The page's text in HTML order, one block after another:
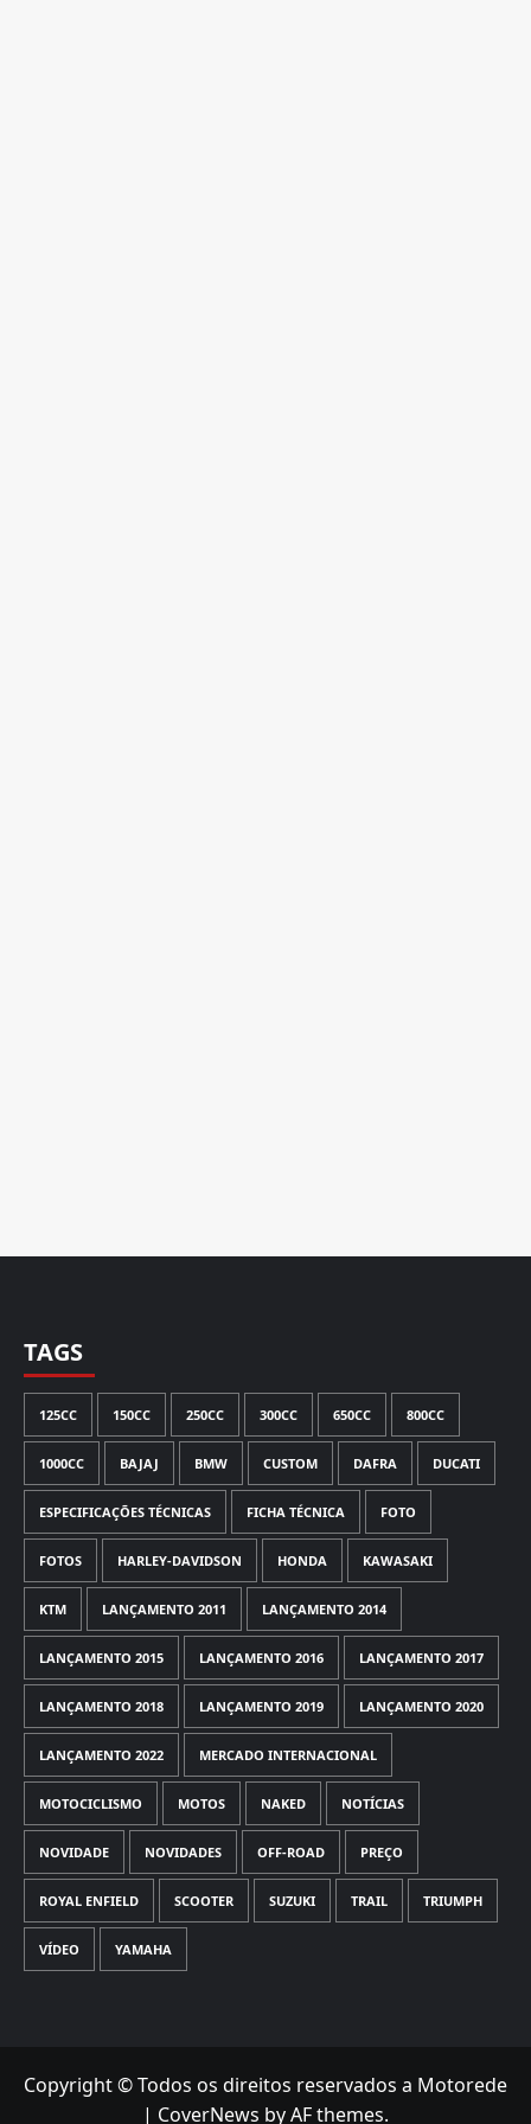
TAGS
125CC 150CC 250CC 300CC 650CC 800CC
1000CC BAJAJ BMW CUSTOM DAFRA DUCATI
ESPECIFICAÇÕES TÉCNICAS FICHA TÉCNICA FOTO
FOTOS HARLEY-DAVIDSON HONDA KAWASAKI
KTM LANÇAMENTO 2011 LANÇAMENTO 2014
LANÇAMENTO 2015 LANÇAMENTO 2016 LANÇAMENTO 2017
LANÇAMENTO 2018 LANÇAMENTO 2019 LANÇAMENTO 2020
LANÇAMENTO 2022 MERCADO INTERNACIONAL
MOTOCICLISMO MOTOS NAKED NOTÍCIAS
NOVIDADE NOVIDADES OFF-ROAD PREÇO
ROYAL ENFIELD SCOOTER SUZUKI TRAIL TRIUMPH
VÍDEO YAMAHA
Copyright © Todos os direitos reservados a Motorede
| CoverNews by AF themes.